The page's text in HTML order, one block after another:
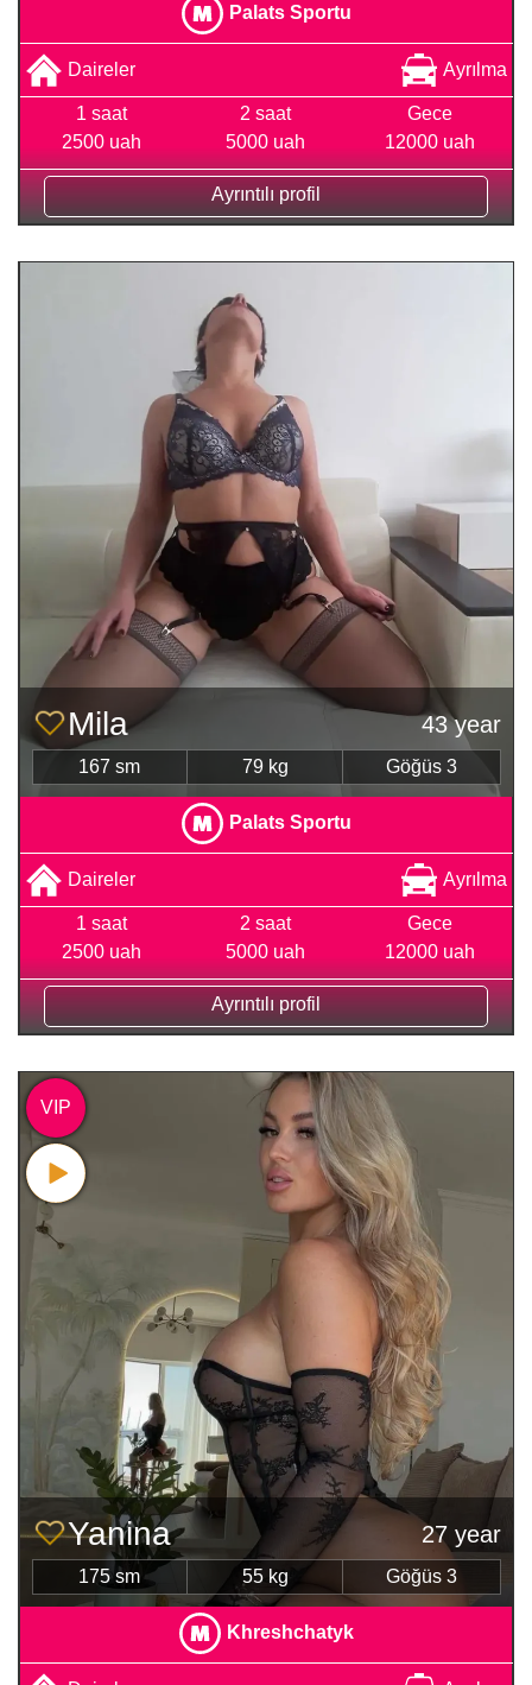
Palats Sportu
Daireler Ayrılma
1 saat
2500 uah
2 saat
5000 uah
Gece
12000 uah
Ayrıntılı profil
Mila 43 year
167 sm 79 kg Göğüs 3
Palats Sportu
Daireler Ayrılma
1 saat
2500 uah
2 saat
5000 uah
Gece
12000 uah
Ayrıntılı profil
Yanina 27 year
175 sm 55 kg Göğüs 3
Khreshchatyk
VIP